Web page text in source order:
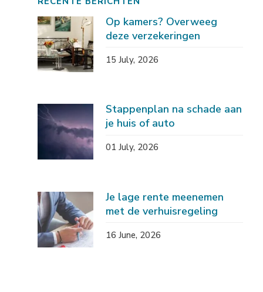
Op kamers? Overweeg
deze verzekeringen
15 July, 2026
Stappenplan na schade aan
je huis of auto
01 July, 2026
Je lage rente meenemen
met de verhuisregeling
16 June, 2026